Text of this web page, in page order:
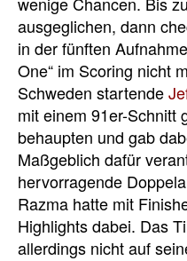
ausgeglichen, dann
in der fünften
One“ im Scoring nicht
Schweden startende
mit einem 91er-Schnitt
behaupten und gab
Maßgeblich dafür
hervorragende
Razma hatte mit
Highlights dabei. Das
allerdings nicht auf